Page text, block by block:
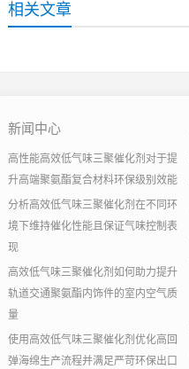
相关文章
新闻中心
高性能高效低气味三聚催化剂对于提
升高端聚氨酯复合材料环保级别效能
分析高效低气味三聚催化剂在不同环
境下维持催化性能且保证气味控制表
现
高效低气味三聚催化剂如何助力提升
轨道交通聚氨酯内饰件的室内空气质
量
使用高效低气味三聚催化剂优化高回
弹海绵生产流程并满足严苛环保出口